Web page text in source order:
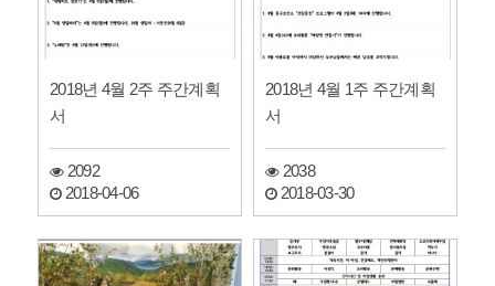
2018년 4월 2주 주간계획
서
2092
2018-04-06
2018년 4월 1주 주간계획
서
2038
2018-03-30